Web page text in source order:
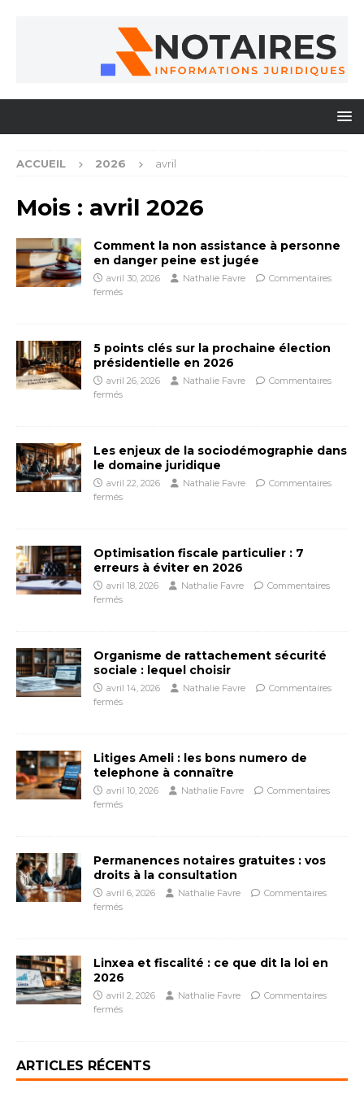
ACCUEIL 2026 avril
Mois : avril 2026
Comment la non assistance à personne
en danger peine est jugée
avril 30, 2026 Nathalie Favre
Commentaires
fermés
5 points clés sur la prochaine élection
présidentielle en 2026
avril 26, 2026 Nathalie Favre
Commentaires
fermés
Les enjeux de la sociodémographie dans
le domaine juridique
avril 22, 2026 Nathalie Favre
Commentaires
fermés
Optimisation fiscale particulier : 7
erreurs à éviter en 2026
avril 18, 2026 Nathalie Favre
Commentaires
fermés
Organisme de rattachement sécurité
sociale : lequel choisir
avril 14, 2026 Nathalie Favre
Commentaires
fermés
Litiges Ameli : les bons numero de
telephone à connaître
avril 10, 2026 Nathalie Favre
Commentaires
fermés
Permanences notaires gratuites : vos
droits à la consultation
avril 6, 2026 Nathalie Favre
Commentaires
fermés
Linxea et fiscalité : ce que dit la loi en
2026
avril 2, 2026 Nathalie Favre
Commentaires
fermés
ARTICLES RÉCENTS